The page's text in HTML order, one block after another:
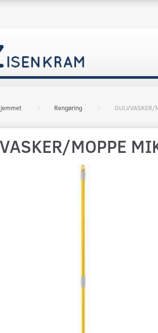
Rengøring
MOPPE